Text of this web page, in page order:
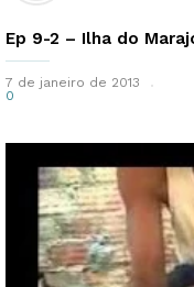
Ep 9-2 – Ilha do
7 de janeiro de 2013
0